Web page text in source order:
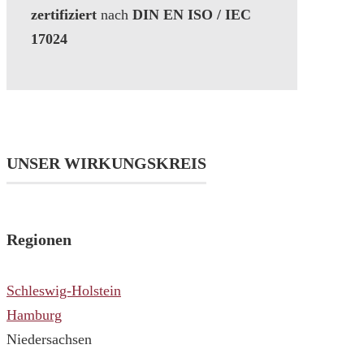
zertifiziert nach DIN EN ISO / IEC
17024
UNSER WIRKUNGSKREIS
Regionen
Schleswig-Holstein
Hamburg
Niedersachsen